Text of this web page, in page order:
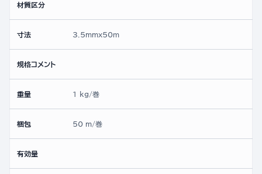
材質区分
寸法 3.5mmx50ｍ
規格コメント
重量 1 kg/巻
梱包 50 m/巻
有効量